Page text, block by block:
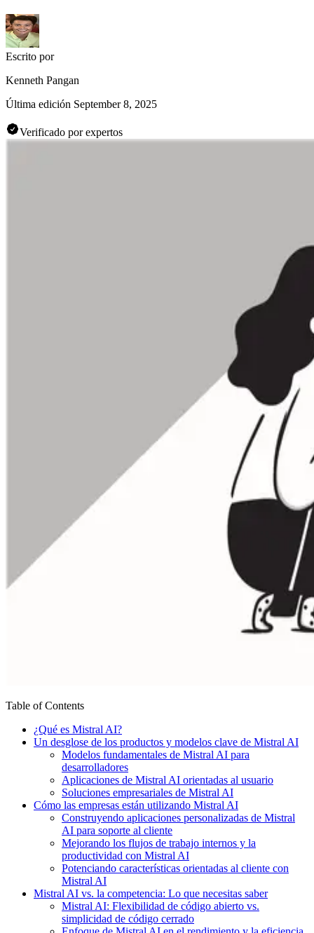
Escrito por
Kenneth Pangan
Última edición September 8, 2025
Verificado por expertos
Table of Contents
¿Qué es Mistral AI?
Un desglose de los productos y modelos clave de Mistral AI
Modelos fundamentales de Mistral AI para
desarrolladores
Aplicaciones de Mistral AI orientadas al usuario
Soluciones empresariales de Mistral AI
Cómo las empresas están utilizando Mistral AI
Construyendo aplicaciones personalizadas de Mistral
AI para soporte al cliente
Mejorando los flujos de trabajo internos y la
productividad con Mistral AI
Potenciando características orientadas al cliente con
Mistral AI
Mistral AI vs. la competencia: Lo que necesitas saber
Mistral AI: Flexibilidad de código abierto vs.
simplicidad de código cerrado